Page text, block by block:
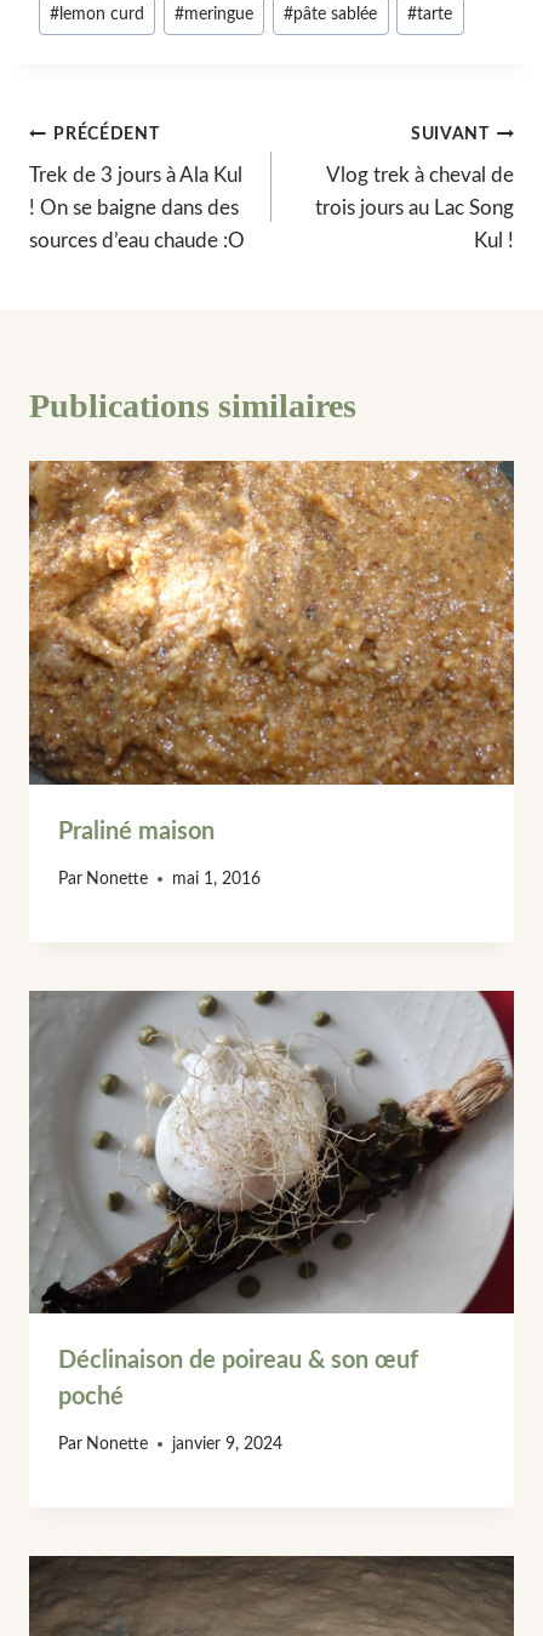
la# lemon curd #meringue #pâte sablée #tarte
Navigation
de
l’article
PRÉCÉDENT
Trek de 3 jours à Ala Kul
! On se baigne dans des
sources d’eau chaude :O
SUIVANT
Vlog trek à cheval de
trois jours au Lac Song
Kul !
Publications similaires
Praliné maison
Par Nonette mai 1, 2016
Déclinaison de poireau & son œuf
poché
Par Nonette janvier 9, 2024